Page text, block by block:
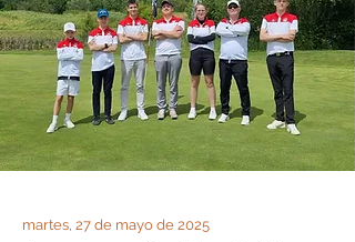
martes, 27 de mayo de 2025